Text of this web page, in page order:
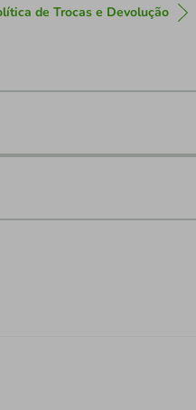
de Trocas e Devolução